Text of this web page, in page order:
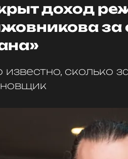
доход
за
известно, сколько